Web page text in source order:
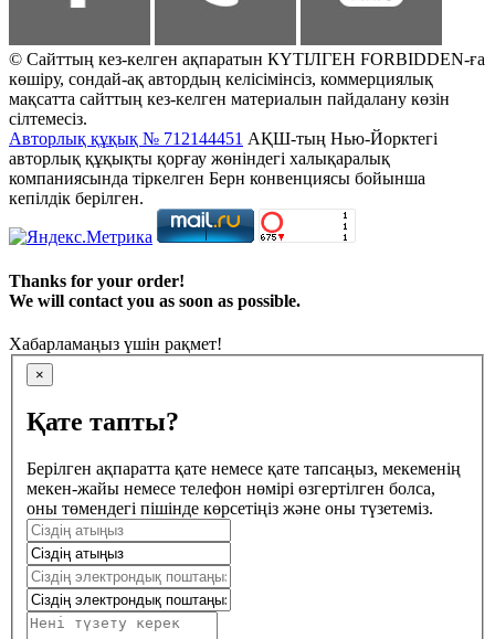
© Сайттың кез-келген ақпаратын КҮТІЛГЕН FORBIDDEN-ға
көшіру, сондай-ақ автордың келісімінсіз, коммерциялық
мақсатта сайттың кез-келген материалын пайдалану көзін
сілтемесіз.
Авторлық құқық № 712144451 АҚШ-тың Нью-Йорктегі
авторлық құқықты қорғау жөніндегі халықаралық
компаниясында тіркелген Берн конвенциясы бойынша
кепілдік берілген.
Thanks for your order!
We will contact you as soon as possible.
Хабарламаңыз үшін рақмет!
×
Қате тапты?
Берілген ақпаратта қате немесе қате тапсаңыз, мекеменің
мекен-жайы немесе телефон нөмірі өзгертілген болса,
оны төмендегі пішінде көрсетіңіз және оны түзетеміз.